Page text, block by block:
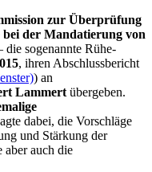
zur Überprüfung
der Mandatierung von
die sogenannte Rühe-
, ihren Abschlussbericht
) an
Lammert übergeben.
dabei, die Vorschläge
und Stärkung der
aber auch die